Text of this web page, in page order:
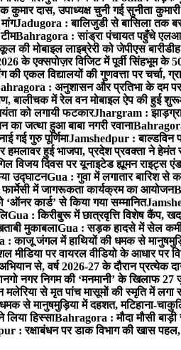
दास, उपाध्यक्ष चुनी गई सुनीता
Jadugora : बालिजुडी से बासिला तक
Bahragora : सांड्रा पंचायत पहुँचे
की मोबाइल लाइब्रेरी को जेपीएस
के एक्सपोज़र विजिट में पूर्वी सिंहभूम के
एकल विद्यालयों की गुणवत्ता पर चर्चा,
: अनुशासन और प्रतिभा के दम पर
बालीचक में रेल वन मोबाइल ऐप की हुई
को लगायी फटकारJhargram :
जत्था हुआ बाबा नगरी रवाना
गई गुरु पूर्णिमाJamshedpur : बाल्डविन
हुई भाजपा, प्रदेश प्रवक्ता ने हेमंत
विजय दिवस पर यूनाइटेड ह्यूमन राइट्स
उद्घाटनGua : गुवा में लगातार बारिश से
में जागरूकता कार्यक्रम का आयोजन
‘ऑनर कार्ड’ से किया गया सम्मानित
Gua : किरीबुरू में छात्रवृत्ति विशेष कैंप,
मुकाबलाGua : सड़क हादसे में सेल कर्मी
काजू जंगल में हाथियों की धमक से
मीडिया पर वायरल वीडियो के आधार पर
से, वर्ष 2026-27 के दौरान प्रत्येक
नगर निगम की ‘मनमानी’ के खिलाफ 27
से मृत पांच मासूमों की स्मृति में लगा
से मानुषमुड़िया में दहशत, मटिहाना-
हिस्साBahragora : मौदा मौसी
: रक्षाबंधन पर डाक विभाग की खास